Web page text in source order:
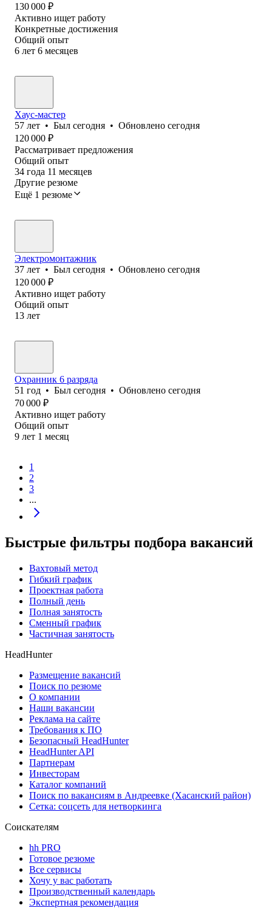
130 000 ₽
Активно ищет работу
Конкретные достижения
Общий опыт
6 лет 6 месяцев
Хаус-мастер
57 лет • Был сегодня • Обновлено сегодня
120 000 ₽
Рассматривает предложения
Общий опыт
34 года 11 месяцев
Другие резюме
Ещё 1 резюме
Электромонтажник
37 лет • Был сегодня • Обновлено сегодня
120 000 ₽
Активно ищет работу
Общий опыт
13 лет
Охранник 6 разряда
51 год • Был сегодня • Обновлено сегодня
70 000 ₽
Активно ищет работу
Общий опыт
9 лет 1 месяц
1
2
3
...
Быстрые фильтры подбора вакансий
Вахтовый метод
Гибкий график
Проектная работа
Полный день
Полная занятость
Сменный график
Частичная занятость
HeadHunter
Размещение вакансий
Поиск по резюме
О компании
Наши вакансии
Реклама на сайте
Требования к ПО
Безопасный HeadHunter
HeadHunter API
Партнерам
Инвесторам
Каталог компаний
Поиск по вакансиям в Андреевке (Хасанский район)
Сетка: соцсеть для нетворкинга
Соискателям
hh PRO
Готовое резюме
Все сервисы
Хочу у вас работать
Производственный календарь
Экспертная рекомендация